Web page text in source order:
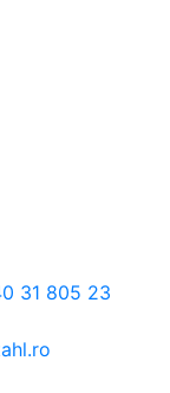
31 805 23